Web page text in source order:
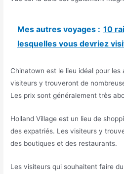
Mes autres voyages : 10
lesquelles vous devriez
Chinatown est le lieu idéal pour
visiteurs y trouveront de
Les prix sont généralement très
Holland Village est un lieu de
des expatriés. Les visiteurs y
des boutiques et des restaurants.
Les visiteurs qui souhaitent faire